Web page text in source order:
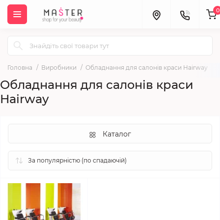
0
Головна Виробники Обладнання для салонів краси Hairway
Обладнання для салонів краси
Hairway
Каталог